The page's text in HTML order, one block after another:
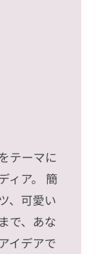
テーマに
ィア。 簡
、可愛い
で、あな
イデアで